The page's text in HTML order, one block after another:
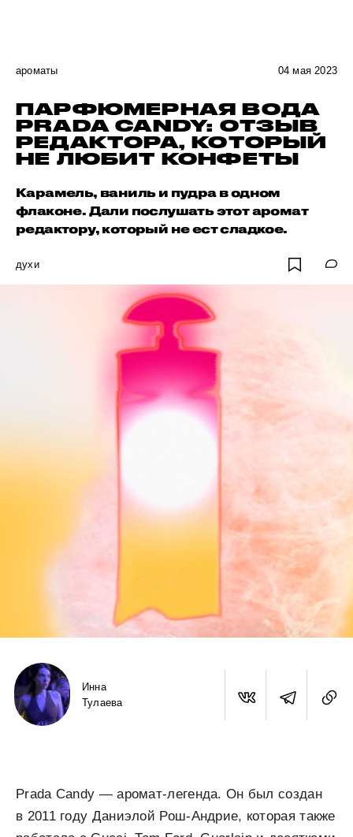
ароматы 04 мая 2023
ПАРФЮМЕРНАЯ ВОДА
PRADA CANDY: ОТЗЫВ
РЕДАКТОРА, КОТОРЫЙ
НЕ ЛЮБИТ КОНФЕТЫ
Карамель, ваниль и пудра в одном
флаконе. Дали послушать этот аромат
редактору, который не ест сладкое.
духи
Инна
Тулаева
Prada Candy — аромат-легенда. Он был создан
в 2011 году Даниэлой Рош-Андрие, которая также